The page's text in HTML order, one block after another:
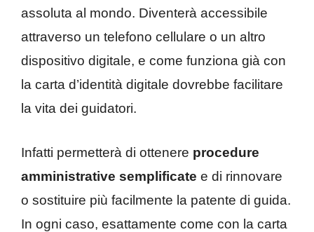
assoluta al mondo. Diventerà accessibile
attraverso un telefono cellulare o un altro
dispositivo digitale, e come funziona già con
la carta d’identità digitale dovrebbe facilitare
la vita dei guidatori.
Infatti permetterà di ottenere procedure
amministrative semplificate e di rinnovare
o sostituire più facilmente la patente di guida.
In ogni caso, esattamente come con la carta